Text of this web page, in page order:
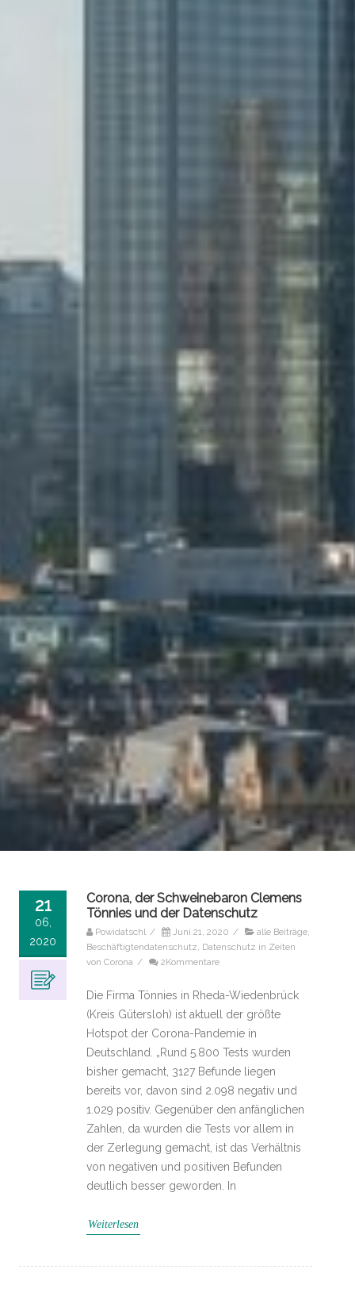
21
06,
2020
Corona, der Schweinebaron Clemens
Tönnies und der Datenschutz
Powidatschl / Juni 21, 2020 / alle Beiträge,
Beschäftigtendatenschutz, Datenschutz in Zeiten
von Corona / 2Kommentare
Die Firma Tönnies in Rheda-Wiedenbrück
(Kreis Gütersloh) ist aktuell der größte
Hotspot der Corona-Pandemie in
Deutschland. „Rund 5.800 Tests wurden
bisher gemacht, 3127 Befunde liegen
bereits vor, davon sind 2.098 negativ und
1.029 positiv. Gegenüber den anfänglichen
Zahlen, da wurden die Tests vor allem in
der Zerlegung gemacht, ist das Verhältnis
von negativen und positiven Befunden
deutlich besser geworden. In
Weiterlesen